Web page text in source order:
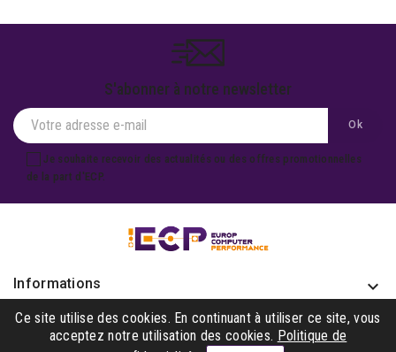
S'abonner à notre newsletter
Je souhaite recevoir des actualités ou des offres promotionnelles
de la part d'ECP.
Informations keyboard_arrow_down
Produits 
Notre société
Ce site utilise des cookies. En continuant à utiliser ce site, vous
acceptez notre utilisation des cookies. Politique de